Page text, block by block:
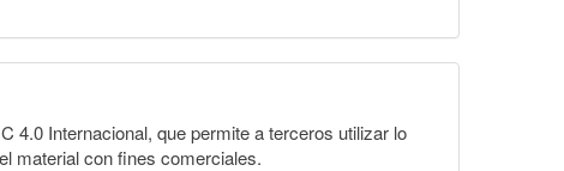
4.0 Internacional, que permite a terceros utilizar lo
material con fines comerciales.